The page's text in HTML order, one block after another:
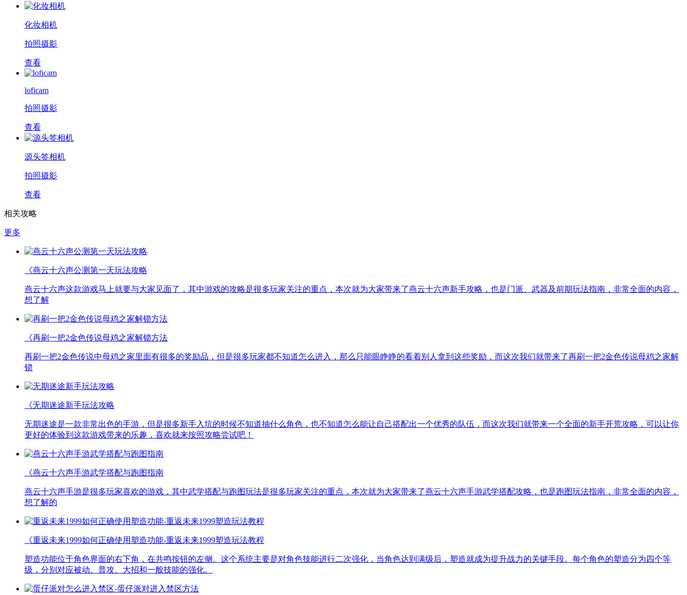
化妆相机
拍照摄影
查看
loficam
拍照摄影
查看
源头签相机
拍照摄影
查看
相关攻略
更多
《燕云十六声公测第一天玩法攻略
燕云十六声这款游戏马上就要与大家见面了，其中游戏的攻略是很多玩家关注的重点，本次就为大家带来了燕云十六声新手攻略，也是门派、武器及前期玩法指南，非常全面的内容，
想了解
《再刷一把2金色传说母鸡之家解锁方法
再刷一把2金色传说中母鸡之家里面有很多的奖励品，但是很多玩家都不知道怎么进入，那么只能眼睁睁的看着别人拿到这些奖励，而这次我们就带来了再刷一把2金色传说母鸡之家解
锁
《无期迷途新手玩法攻略
无期迷途是一款非常出色的手游，但是很多新手入坑的时候不知道抽什么角色，也不知道怎么能让自己搭配出一个优秀的队伍，而这次我们就带来一个全面的新手开荒攻略，可以让你
更好的体验到这款游戏带来的乐趣，喜欢就来按照攻略尝试吧！
《燕云十六声手游武学搭配与跑图指南
燕云十六声手游是很多玩家喜欢的游戏，其中武学搭配与跑图玩法是很多玩家关注的重点，本次就为大家带来了燕云十六声手游武学搭配攻略，也是跑图玩法指南，非常全面的内容，
想了解的
《重返未来1999如何正确使用塑造功能-重返未来1999塑造玩法教程
塑造功能位于角色界面的右下角，在共鸣按钮的左侧。这个系统主要是对角色技能进行二次强化，当角色达到满级后，塑造就成为提升战力的关键手段。每个角色的塑造分为四个等
级，分别对应被动、普攻、大招和一般技能的强化。